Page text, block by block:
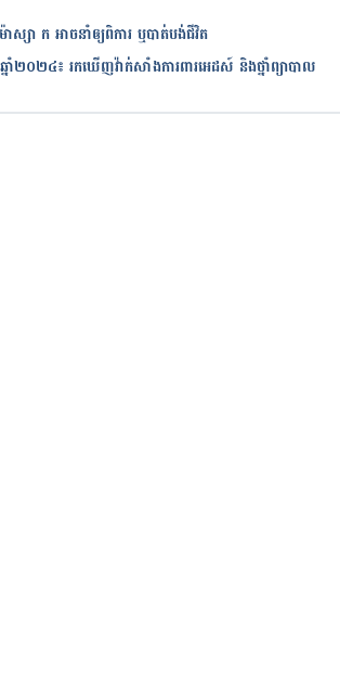
ាស្សា ក អាចនាំឲ្យពិការ ឬបាត់បង់ជីវិត
នាំ២០២៤៖ រកឃើញវ៉ាក់សាំងការពារអេដស៍ និងថ្នាំព្យាបាល